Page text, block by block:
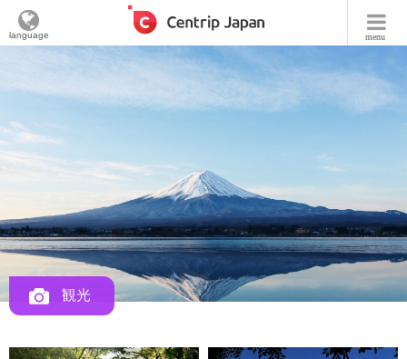
menu
language
観光